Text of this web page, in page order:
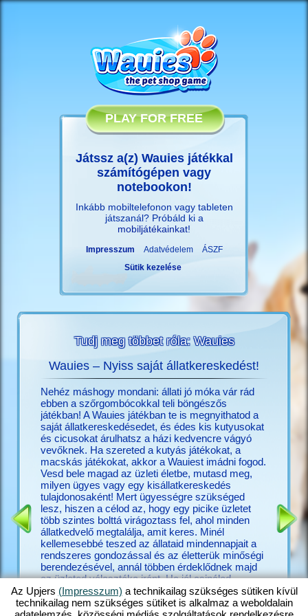
PLAY FOR FREE
Játssz a(z) Wauies játékkal
számítógépen vagy
notebookon!
Inkább mobiltelefonon vagy tableten
játszanál? Próbáld ki a
mobiljátékainkat!
Impresszum Adatvédelem
ÁSZF
Sütik kezelése
Tudj meg többet róla: Wauies
Wauies – Nyiss saját állatkereskedést!
Nehéz máshogy mondani: állati jó móka vár rád
ebben a szőrgombócokkal teli böngészős
játékban! A Wauies játékban te is megnyithatod a
saját állatkereskedésedet, és édes kis kutyusokat
és cicusokat árulhatsz a házi kedvencre vágyó
vevőknek. Ha szereted a kutyás játékokat, a
macskás játékokat, akkor a Wauiest imádni fogod.
Vesd bele magad az üzleti életbe, mutasd meg,
milyen ügyes vagy egy kisállatkereskedés
tulajdonosaként! Mert ügyességre szükséged
lesz, hiszen a célod az, hogy egy picike üzletet
több szintes bolttá virágoztass fel, ahol minden
állatkedvelő megtalálja, amit keres. Minél
kellemesebbé teszed az állataid mindennapjait a
rendszeres gondozással és az életterük minőségi
berendezésével, annál többen érdeklődnek majd
az üzleted választéka iránt. Ha jól csinálod,
hatalmas tolongás lesz a boltodban. Ne sajnáld hát
az időt, tedd boldoggá a csivaváidat egy kis
játékkal, adj enni a labradoroknak, gondozd a
játék,
más,
az
animált
legyen,
új
is
Az Upjers (Impresszum) a technikailag szükséges sütiken kívül
technikailag nem szükséges sütiket is alkalmaz a weboldalain